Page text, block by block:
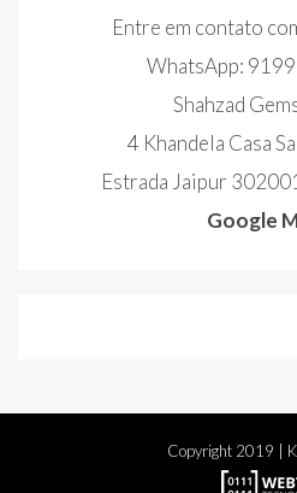
Entre em contato
WhatsApp:
Shahzad
4 Khandela Casa
Estrada Jaipur
Google
Copyright 2019 |